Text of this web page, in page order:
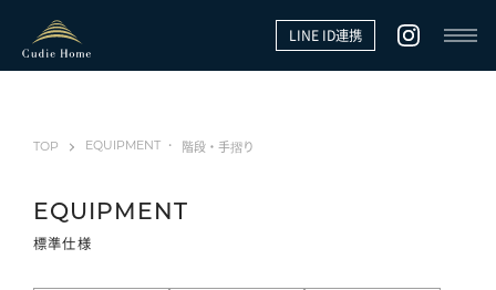
LINE ID連携
TOP EQUIPMENT 階段・手摺り
EQUIPMENT
標準仕様